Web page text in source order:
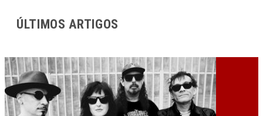
ÚLTIMOS ARTIGOS